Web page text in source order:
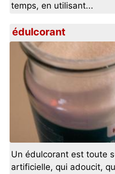
temps, en utilisant...
édulcorant
Un édulcorant est toute
artificielle, qui adoucit,